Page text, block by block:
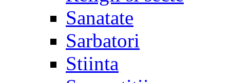
Sanatate
Sarbatori
Stiinta